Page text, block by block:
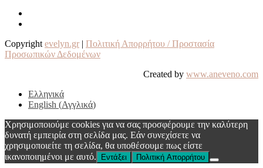
Copyright evelyn.gr | Πολιτική Απορρήτου / Προστασία
Προσωπικών Δεδομένων
Created by www.aneveno.com
Ελληνικά
English (Αγγλικά)
Χρησιμοποιούμε cookies για να σας προσφέρουμε την καλύτερη
δυνατή εμπειρία στη σελίδα μας. Εάν συνεχίσετε να
χρησιμοποιείτε τη σελίδα, θα υποθέσουμε πως είστε
ικανοποιημένοι με αυτό.
Εντάξει Πολιτική Απορρήτου